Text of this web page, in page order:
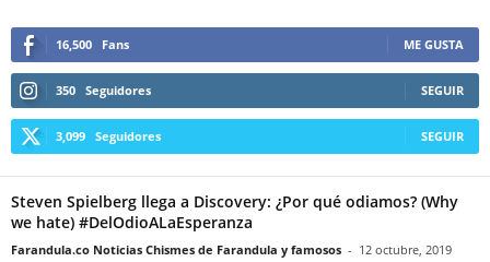
16,500 Fans ME GUSTA
350 Seguidores SEGUIR
3,099 Seguidores SEGUIR
Steven Spielberg llega a Discovery: ¿Por qué odiamos? (Why
we hate) #DelOdioALaEsperanza
Farandula.co Noticias Chismes de Farandula y famosos - 12 octubre, 2019